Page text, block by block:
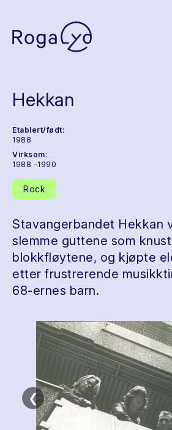
Hekkan
Etablert/født:
1988
Virksom:
1988 -1990
Rock
Stavangerbandet Hekkan
slemme guttene som
blokkfløytene, og kjøpte
etter frustrerende
68-ernes barn.
❮